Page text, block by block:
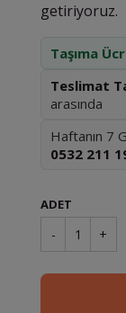
getiriyoruz.
Taşıma
Teslimat
arasında
Haftanın 7
0532 211
ADET
- 1 +